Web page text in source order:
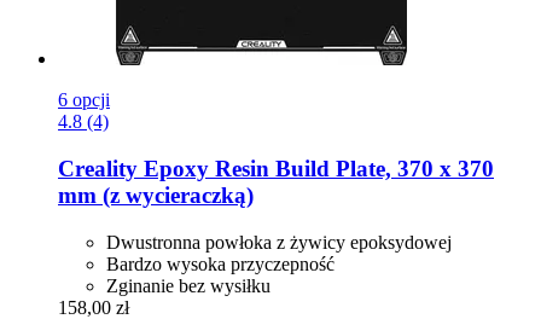
6 opcji
4.8 (4)
Creality Epoxy Resin Build Plate, 370 x 370
mm (z wycieraczką)
Dwustronna powłoka z żywicy epoksydowej
Bardzo wysoka przyczepność
Zginanie bez wysiłku
158,00 zł